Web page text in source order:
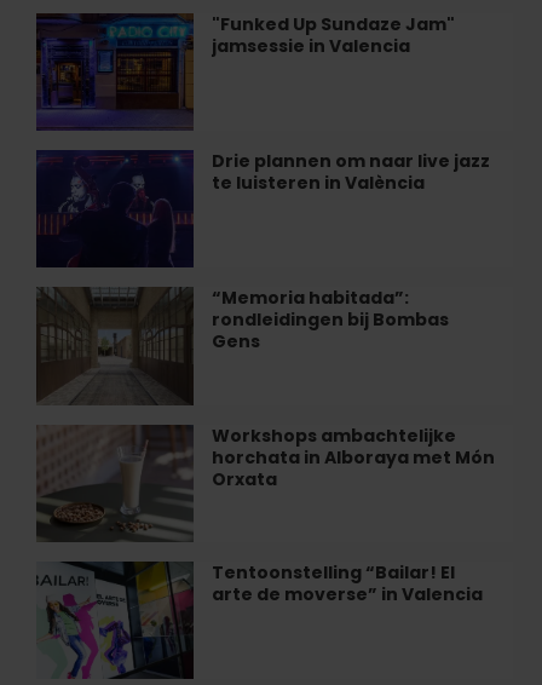
Restaurant
Alegal
van
Valencia
"Funked Up Sundaze Jam"
jamsessie in Valencia
"Funked
Up
Sundaze
Jam"
jamsessie
in
Valencia
Drie plannen om naar live jazz
te luisteren in València
Drie
plannen
om
naar
live
jazz
luisteren
València
“Memoria habitada”:
rondleidingen bij Bombas
Gens
“Memoria
habitada”:
rondleidingen
Bombas
Gens
Workshops ambachtelijke
horchata in Alboraya met Món
Orxata
Workshops
ambachtelijke
horchata
in
Alboraya
met
Món
Orxata
Tentoonstelling “Bailar! El
arte de moverse” in Valencia
Tentoonstelling
“Bailar!
El
arte